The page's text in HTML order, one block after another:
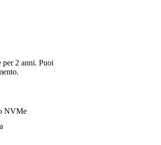
per 2 anni. Puoi
NVMe